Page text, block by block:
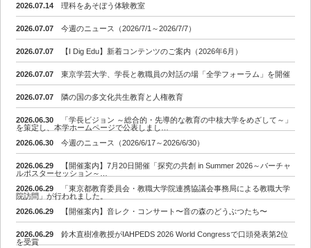
2026.07.14
理科をあそぼう体験教室
2026.07.07 今週のニュース（2026/7/1～2026/7/7）
2026.07.07 【I Dig Edu】新着コンテンツのご案内（2026年6月）
2026.07.07 東京学芸大学、学長と教職員の対話の場「全学フォーラム」を開催
2026.07.07 隣の国の多文化共生教育と人権教育
2026.06.30
「学長ビジョン ～総合的・先導的な教育の中核大学をめざして～」
を策定し、本学ホームページで公表しまし…
2026.06.30
今週のニュース（2026/6/17～2026/6/30）
2026.06.29
【開催案内】7月20日開催「探究の共創 in Summer 2026～バーチャ
ルポスターセッション～…
2026.06.29
「東京都教育委員会・教職大学院連携協議会事務局による教職大学
院訪問」が行われました。
2026.06.29
【開催案内】音レク・コンサート〜音の森のどうぶつたち〜
2026.06.29
鈴木直樹准教授がIAHPEDS 2026 World Congressで口頭発表第2位
を受賞